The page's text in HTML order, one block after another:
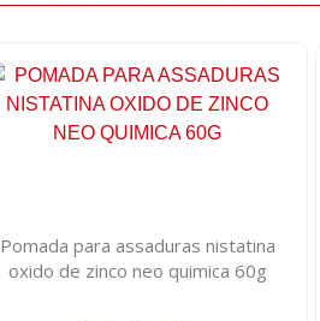
Pomada para assaduras nistatina
oxido de zinco neo quimica 60g